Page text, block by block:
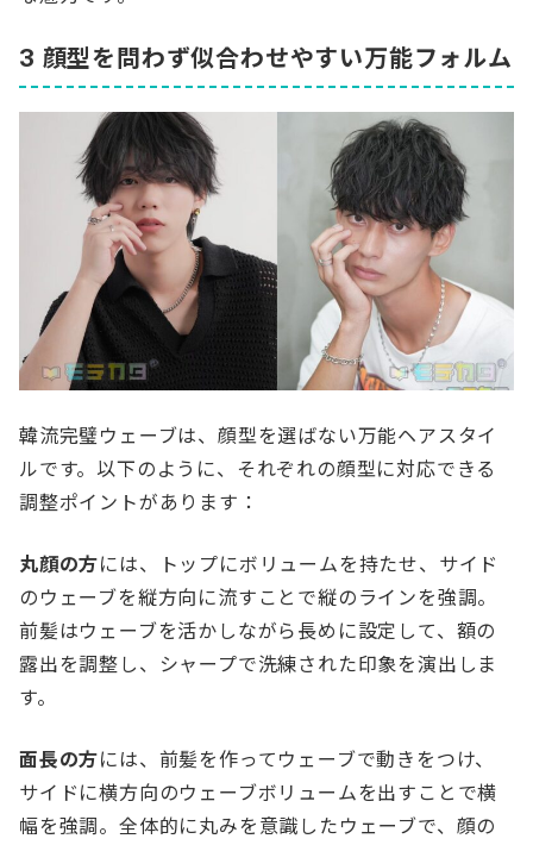
3 顔型を問わず似合わせやすい万能フォルム
韓流完璧ウェーブは、顔型を選ばない万能ヘアスタイ
ルです。以下のように、それぞれの顔型に対応できる
調整ポイントがあります：
丸顔の方には、トップにボリュームを持たせ、サイド
のウェーブを縦方向に流すことで縦のラインを強調。
前髪はウェーブを活かしながら長めに設定して、額の
露出を調整し、シャープで洗練された印象を演出しま
す。
面長の方には、前髪を作ってウェーブで動きをつけ、
サイドに横方向のウェーブボリュームを出すことで横
幅を強調。全体的に丸みを意識したウェーブで、顔の